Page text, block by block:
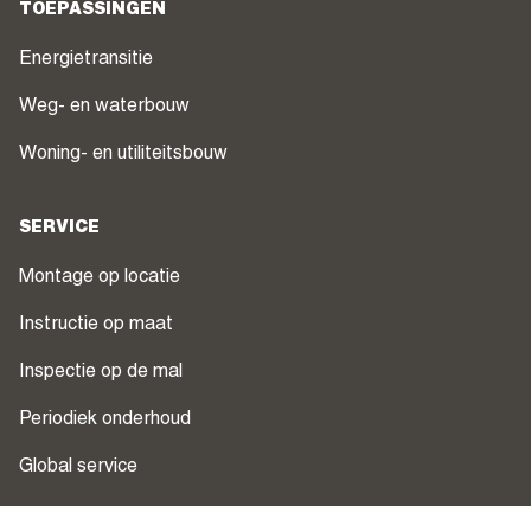
TOEPASSINGEN
Energietransitie
Weg- en waterbouw
Woning- en utiliteitsbouw
SERVICE
Montage op locatie
Instructie op maat
Inspectie op de mal
Periodiek onderhoud
Global service